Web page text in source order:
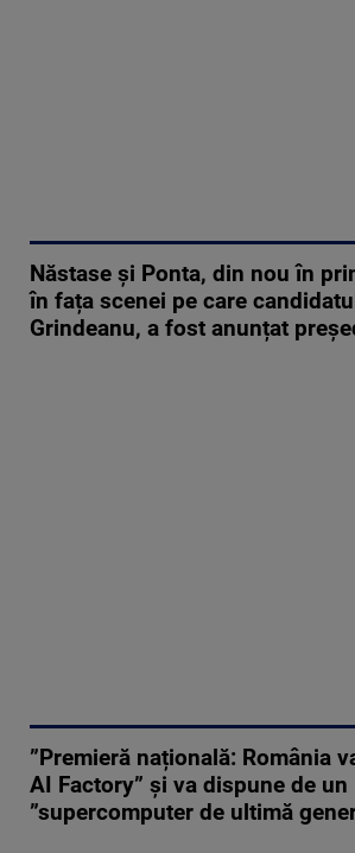
Năstase și Ponta, din nou în
în fața scenei pe care
Grindeanu, a fost anunțat
”Premieră națională: România
AI Factory” și va dispune de un
”supercomputer de ultimă